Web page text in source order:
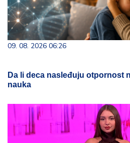
09. 08. 2026 06:26
Da li deca nasleđuju otpornost
nauka